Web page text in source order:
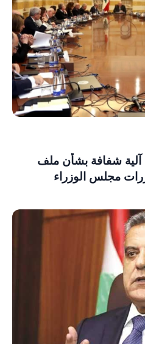
آلية شفافة بشأن ملف
مجلس الوزراء